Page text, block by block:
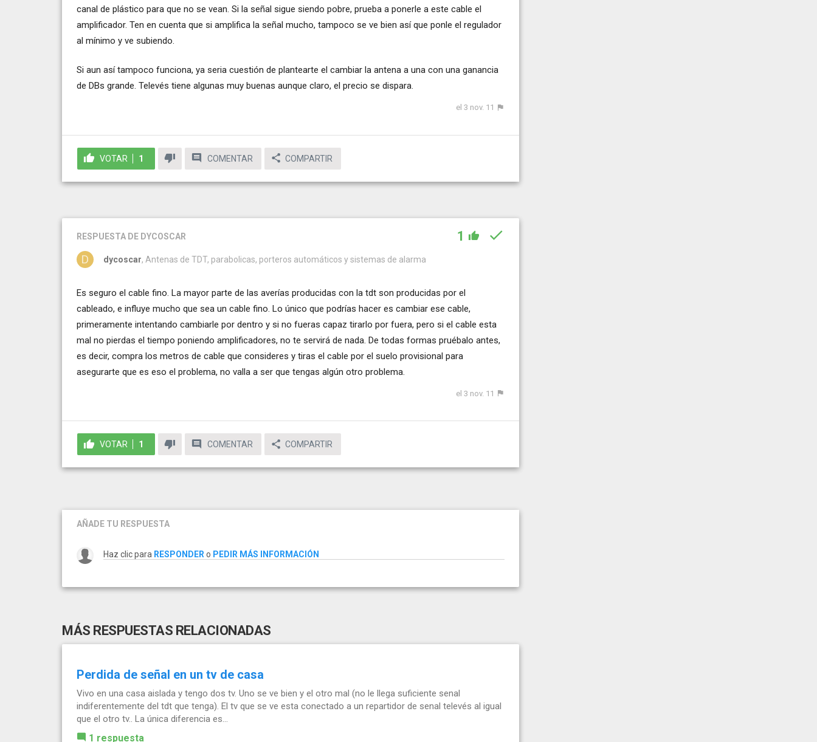
canal de plástico para que no se vean. Si la señal sigue siendo pobre, prueba a ponerle a este cable el
amplificador. Ten en cuenta que si amplifica la señal mucho, tampoco se ve bien así que ponle el regulador
al mínimo y ve subiendo.
Si aun así tampoco funciona, ya seria cuestión de plantearte el cambiar la antena a una con una ganancia
de DBs grande. Televés tiene algunas muy buenas aunque claro, el precio se dispara.
el 3 nov. 11
VOTAR 1 COMENTAR COMPARTIR
RESPUESTA DE DYCOSCAR 1
dycoscar, Antenas de TDT, parabolicas, porteros automáticos y sistemas de alarma
Es seguro el cable fino. La mayor parte de las averías producidas con la tdt son producidas por el
cableado, e influye mucho que sea un cable fino. Lo único que podrías hacer es cambiar ese cable,
primeramente intentando cambiarle por dentro y si no fueras capaz tirarlo por fuera, pero si el cable esta
mal no pierdas el tiempo poniendo amplificadores, no te servirá de nada. De todas formas pruébalo antes,
es decir, compra los metros de cable que consideres y tiras el cable por el suelo provisional para
asegurarte que es eso el problema, no valla a ser que tengas algún otro problema.
el 3 nov. 11
VOTAR 1 COMENTAR COMPARTIR
AÑADE TU RESPUESTA
Haz clic para RESPONDER o PEDIR MÁS INFORMACIÓN
MÁS RESPUESTAS RELACIONADAS
Perdida de señal en un tv de casa
Vivo en una casa aislada y tengo dos tv. Uno se ve bien y el otro mal (no le llega suficiente senal
indiferentemente del tdt que tenga). El tv que se ve esta conectado a un repartidor de senal televés al igual
que el otro tv.. La única diferencia es...
1 respuesta